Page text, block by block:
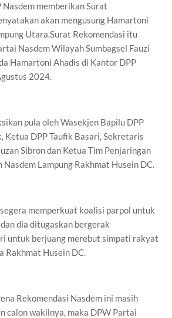
memberikan Surat
akan mengusung Hamartoni
Utara.Surat Rekomendasi itu
Nasdem Wilayah Sumbagsel Fauzi
Hamartoni Ahadis di Kantor DPP
2024.
pula oleh Wasekjen Bapilu DPP
Ketua DPP Taufik Basari, Sekretaris
Sibron dan Ketua Tim Penjaringan
Nasdem Lampung Rakhmat Husein DC.
memperkuat koalisi parpol untuk
dia ditugaskan bergerak
untuk berjuang merebut simpati rakyat
Rakhmat Husein DC.
Rekomendasi Nasdem ini masih
calon wakilnya, maka DPW Partai